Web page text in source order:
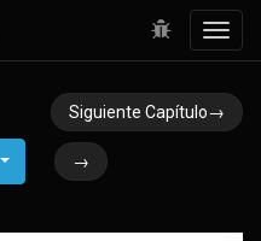
Siguiente Capítulo→
→